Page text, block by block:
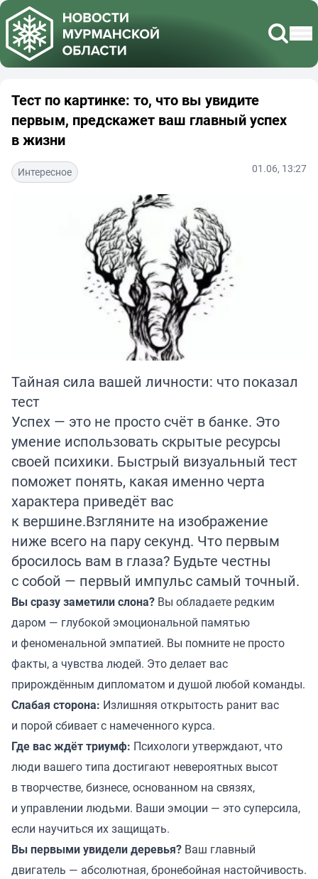
Тест по картинке: то, что вы увидите
первым, предскажет ваш главный успех
в жизни
Интересное 01.06, 13:27
Тайная сила вашей личности: что показал
тест
Успех — это не просто счёт в банке. Это
умение использовать скрытые ресурсы
своей психики. Быстрый визуальный тест
поможет понять, какая именно черта
характера приведёт вас
к вершине.Взгляните на изображение
ниже всего на пару секунд. Что первым
бросилось вам в глаза? Будьте честны
с собой — первый импульс самый точный.
Вы сразу заметили слона? Вы обладаете редким
даром — глубокой эмоциональной памятью
и феноменальной эмпатией. Вы помните не просто
факты, а чувства людей. Это делает вас
прирождённым дипломатом и душой любой команды.
Слабая сторона: Излишняя открытость ранит вас
и порой сбивает с намеченного курса.
Где вас ждёт триумф: Психологи утверждают, что
люди вашего типа достигают невероятных высот
в творчестве, бизнесе, основанном на связях,
и управлении людьми. Ваши эмоции — это суперсила,
если научиться их защищать.
Вы первыми увидели деревья? Ваш главный
двигатель — абсолютная, бронебойная настойчивость.